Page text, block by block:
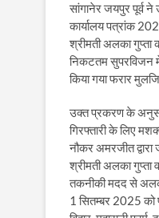
सांगानेर जयपुर पूर्व
कार्यालय पत्रांक
श्रीमती अलका
निकटतम सुपरविजन
किया गया फरार
उक्त प्रकरण के
गिरफ्तारी के लिए
नौकर अमरजीत
श्रीमती अलका
तकनीकी मदद से
1 सितम्बर 2025 को